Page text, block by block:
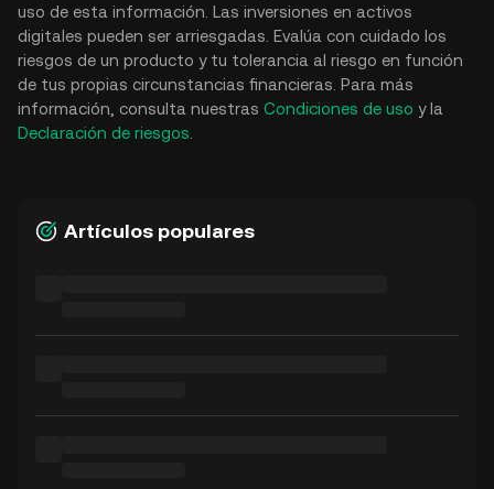
uso de esta información. Las inversiones en activos
digitales pueden ser arriesgadas. Evalúa con cuidado los
riesgos de un producto y tu tolerancia al riesgo en función
de tus propias circunstancias financieras. Para más
información, consulta nuestras Condiciones de uso y la
Declaración de riesgos
Artículos populares